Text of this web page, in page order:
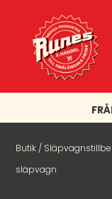
Butik /
släpvagn